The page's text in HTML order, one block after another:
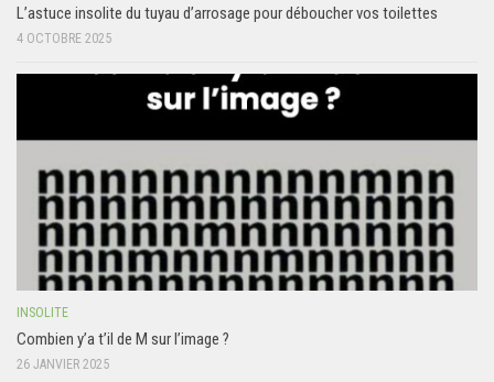
L’astuce insolite du tuyau d’arrosage pour déboucher vos toilettes
4 OCTOBRE 2025
INSOLITE
Combien y’a t’il de M sur l’image ?
26 JANVIER 2025